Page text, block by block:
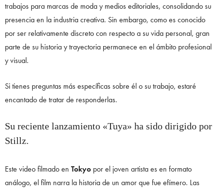
trabajos para marcas de moda y medios editoriales, consolidando su
presencia en la industria creativa. Sin embargo, como es conocido
por ser relativamente discreto con respecto a su vida personal, gran
parte de su historia y trayectoria permanece en el ámbito profesional
y visual.
Si tienes preguntas más específicas sobre él o su trabajo, estaré
encantado de tratar de responderlas.
Su reciente lanzamiento «Tuya» ha sido dirigido por
Stillz.
Este video filmado en Tokyo por el joven artista es en formato
análogo, el film narra la historia de un amor que fue efímero. Las